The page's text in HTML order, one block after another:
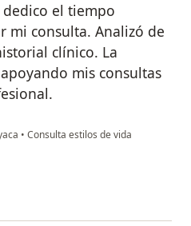
el tiempo
mi consulta. Analizó de
clínico. La
mis consultas
• Consulta estilos de vida